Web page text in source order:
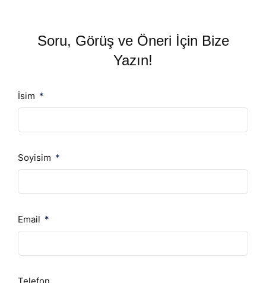
Soru, Görüş ve Öneri İçin Bize
Yazın!
İsim
Soyisim
Email